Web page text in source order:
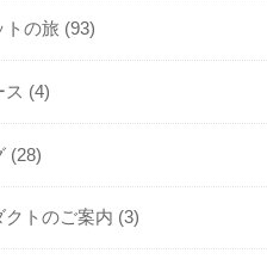
トの旅 (93)
ス (4)
(28)
クトのご案内 (3)